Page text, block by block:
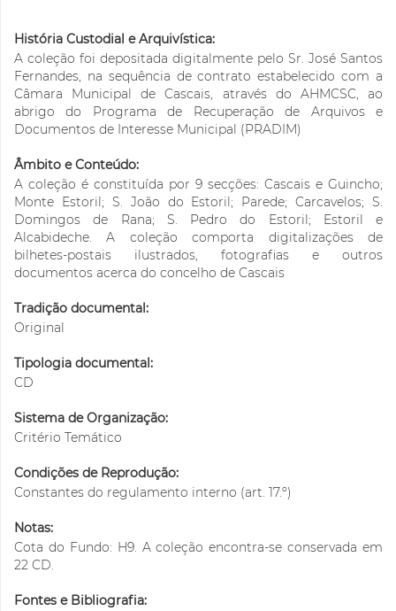
História Custodial e Arquivística:
A coleção foi depositada digitalmente pelo Sr. José Santos
Fernandes, na sequência de contrato estabelecido com a
Câmara Municipal de Cascais, através do AHMCSC, ao
abrigo do Programa de Recuperação de Arquivos e
Documentos de Interesse Municipal (PRADIM)
Âmbito e Conteúdo:
A coleção é constituída por 9 secções: Cascais e Guincho;
Monte Estoril; S. João do Estoril; Parede; Carcavelos; S.
Domingos de Rana; S. Pedro do Estoril; Estoril e
Alcabideche. A coleção comporta digitalizações de
bilhetes-postais ilustrados, fotografias e outros
documentos acerca do concelho de Cascais
Tradição documental:
Original
Tipologia documental:
CD
Sistema de Organização:
Critério Temático
Condições de Reprodução:
Constantes do regulamento interno (art. 17.º)
Notas:
Cota do Fundo: H9. A coleção encontra-se conservada em
22 CD.
Fontes e Bibliografia: